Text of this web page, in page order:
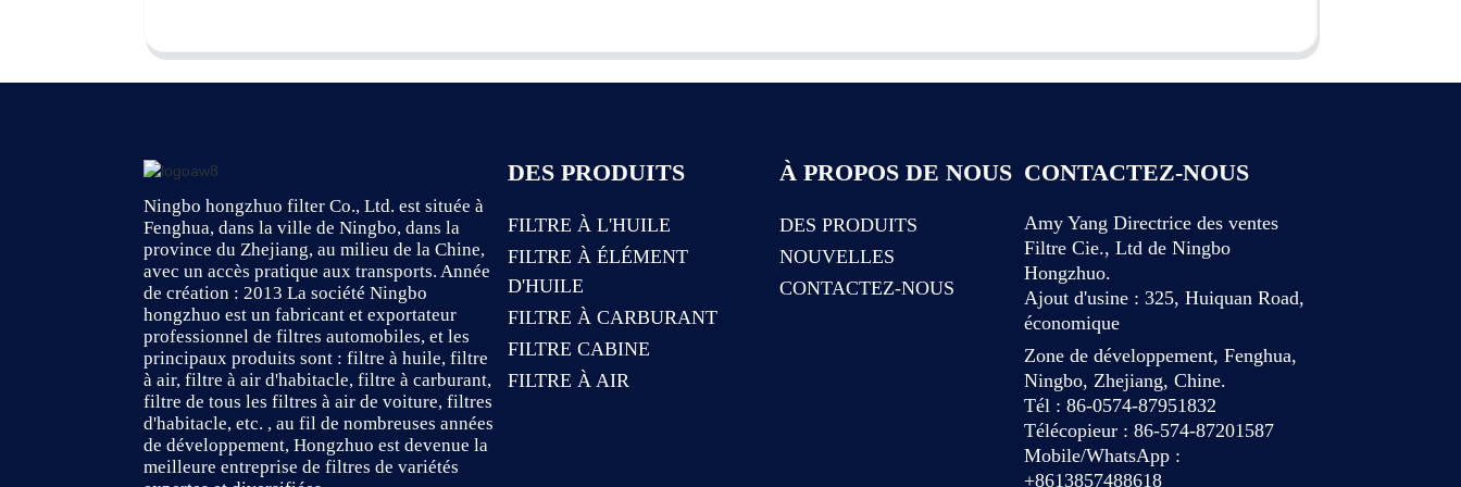
Ningbo hongzhuo filter Co., Ltd. est située à
Fenghua, dans la ville de Ningbo, dans la
province du Zhejiang, au milieu de la Chine,
avec un accès pratique aux transports. Année
de création : 2013 La société Ningbo
hongzhuo est un fabricant et exportateur
professionnel de filtres automobiles, et les
principaux produits sont : filtre à huile, filtre
à air, filtre à air d'habitacle, filtre à carburant,
filtre de tous les filtres à air de voiture, filtres
d'habitacle, etc. , au fil de nombreuses années
de développement, Hongzhuo est devenue la
meilleure entreprise de filtres de variétés
DES PRODUITS
FILTRE À L'HUILE
FILTRE À ÉLÉMENT
D'HUILE
FILTRE À CARBURANT
FILTRE CABINE
FILTRE À AIR
À PROPOS DE NOUS
DES PRODUITS
NOUVELLES
CONTACTEZ-NOUS
CONTACTEZ-NOUS
Amy Yang Directrice des ventes
Filtre Cie., Ltd de Ningbo
Hongzhuo.
Ajout d'usine : 325, Huiquan Road,
économique
Zone de développement, Fenghua,
Ningbo, Zhejiang, Chine.
Tél : 86-0574-87951832
Télécopieur : 86-574-87201587
Mobile/WhatsApp :
+8613857488618